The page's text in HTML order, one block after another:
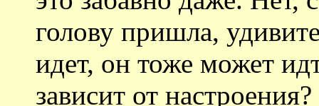
голову пришла,
идет, он тоже может
зависит от